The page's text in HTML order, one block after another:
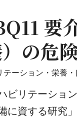
の危
テーション・栄養
ビリテーショ
に資する研究